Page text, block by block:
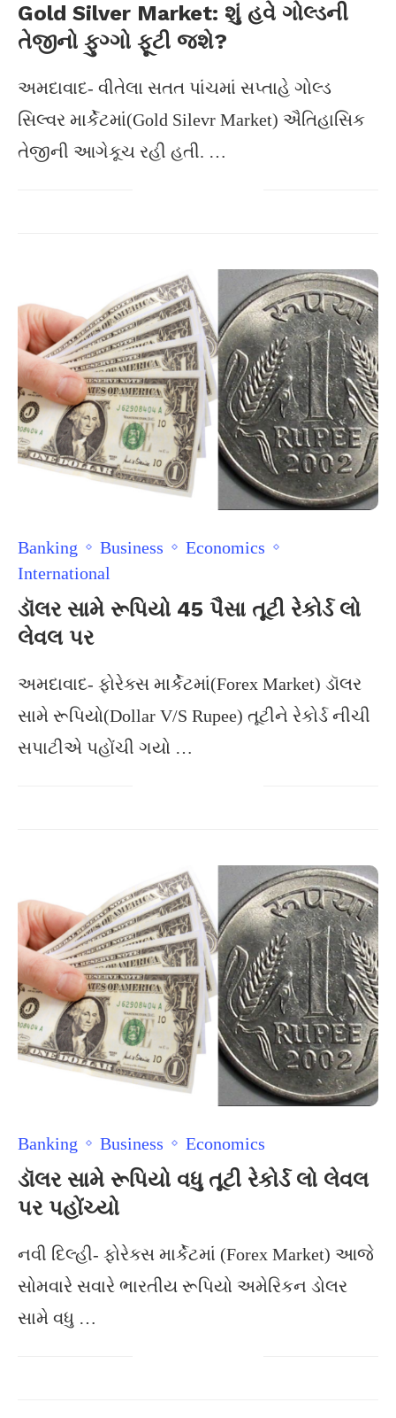
Gold Silver Market: શું હવે ગોલ્ડની
તેજીનો ફુગ્ગો ફૂટી જશે?
અમદાવાદ- વીતેલા સતત પાંચમાં સપ્તાહે ગોલ્ડ
સિલ્વર માર્કેટમાં(Gold Silevr Market) ઐતિહાસિક
તેજીની આગેકૂચ રહી હતી. …
Banking Business
Economics
International
ડૉલર સામે રૂપિયો 45 પૈસા તૂટી રેકોર્ડ લો
લેવલ પર
અમદાવાદ- ફોરેક્સ માર્કેટમાં(Forex Market) ડૉલર
સામે રૂપિયો(Dollar V/S Rupee) તૂટીને રેકોર્ડ નીચી
સપાટીએ પહોંચી ગયો …
Banking Business Economics
ડૉલર સામે રૂપિયો વધુ તૂટી રેકોર્ડ લો લેવલ
પર પહોંચ્યો
નવી દિલ્હી- ફોરેક્સ માર્કેટમાં (Forex Market) આજે
સોમવારે સવારે ભારતીય રૂપિયો અમેરિકન ડોલર
સામે વધુ …